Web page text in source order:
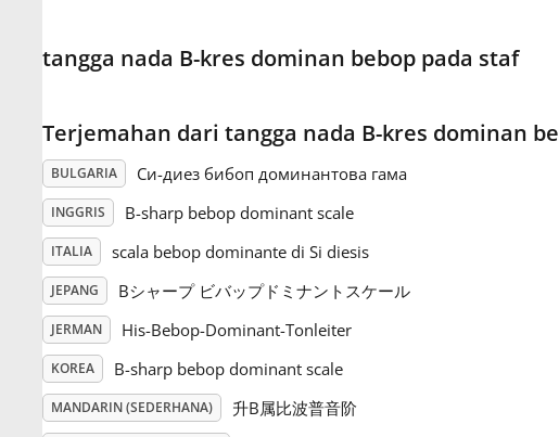
tangga nada B-kres dominan bebop pada staf
Terjemahan dari tangga nada B-kres dominan
BULGARIA Си-диез бибоп доминантова гама
INGGRIS B-sharp bebop dominant scale
ITALIA scala bebop dominante di Si diesis
JEPANG Bシャープ ビバップドミナントスケール
JERMAN His-Bebop-Dominant-Tonleiter
KOREA B-sharp bebop dominant scale
MANDARIN (SEDERHANA) 升B属比波普音阶